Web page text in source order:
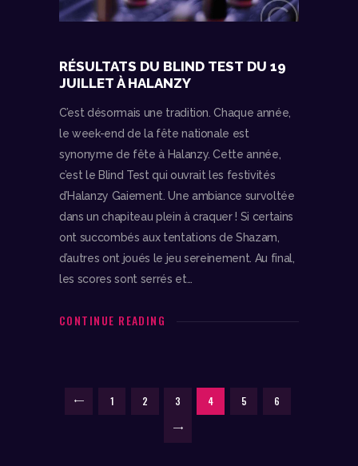
RÉSULTATS DU BLIND TEST DU 19
JUILLET À HALANZY
C’est désormais une tradition. Chaque année,
le week-end de la fête nationale est
synonyme de fête à Halanzy. Cette année,
c’est le Blind Test qui ouvrait les festivités
d’Halanzy Gaiement. Une ambiance survoltée
dans un chapiteau plein à craquer ! Si certains
ont succombés aux tentations de Shazam,
d’autres ont joués le jeu sereinement. Au final,
les scores sont serrés et…
CONTINUE READING
NAVIGATION
<
PAGE
1 PAGE
2 PAGE
3 PAGE
4 PAGE
5 PAGE
6